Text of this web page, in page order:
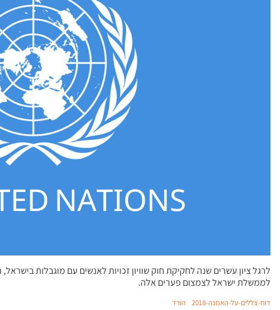
לרגל ציון עשרים שנה לחקיקת חוק שוויון זכויות לאנשים עם מוגבלות
לממשלת ישראל לצמצום פערים אלה.
דוח-צללים-על-האמנה-2018 הורד